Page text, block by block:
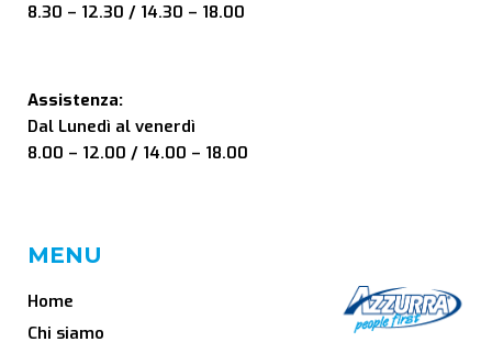
8.30 – 12.30 / 14.30 – 18.00
Assistenza:
Dal Lunedì al venerdì
8.00 – 12.00 / 14.00 – 18.00
MENU
Home
Chi siamo